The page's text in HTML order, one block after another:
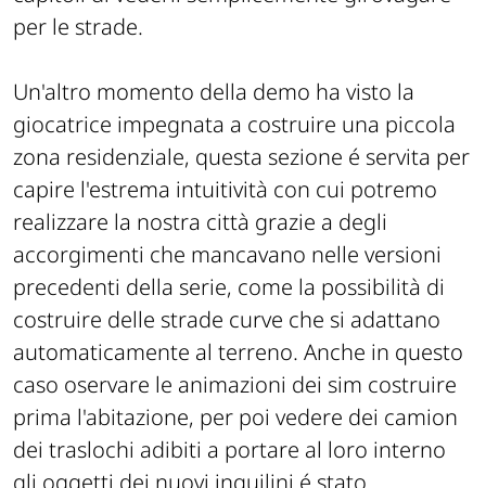
per le strade.
Un'altro momento della demo ha visto la
giocatrice impegnata a costruire una piccola
zona residenziale, questa sezione é servita per
capire l'estrema intuitività con cui potremo
realizzare la nostra città grazie a degli
accorgimenti che mancavano nelle versioni
precedenti della serie, come la possibilità di
costruire delle strade curve che si adattano
automaticamente al terreno. Anche in questo
caso oservare le animazioni dei sim costruire
prima l'abitazione, per poi vedere dei camion
dei traslochi adibiti a portare al loro interno
gli oggetti dei nuovi inquilini é stato